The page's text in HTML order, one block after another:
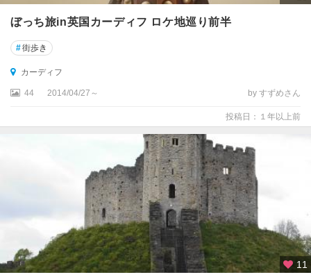
プ
ル
リ
ト
ー
・
ぼっち旅in英国カーディフ ロケ地巡り前半
#街歩き
カーディフ
44 2014/04/27～ by すずめさん
投稿日：１年以上前
11